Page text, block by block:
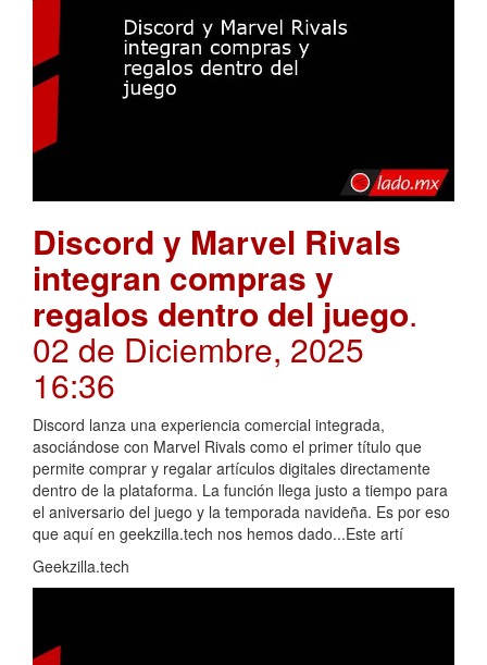
Discord y Marvel Rivals
integran compras y
regalos dentro del juego.
02 de Diciembre, 2025
16:36
Discord lanza una experiencia comercial integrada,
asociándose con Marvel Rivals como el primer título que
permite comprar y regalar artículos digitales directamente
dentro de la plataforma. La función llega justo a tiempo para
el aniversario del juego y la temporada navideña. Es por eso
que aquí en geekzilla.tech nos hemos dado...Este artí
Geekzilla.tech